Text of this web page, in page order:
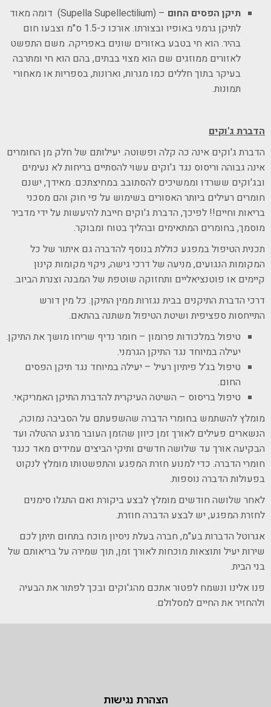
תיקן הפסים החום
– (Supella Supellectilium) דומה מאוד
לתיקן גרמני באופיו ובצורתו. אורכו כ-1.5 ס"מ וצבעו חום
בהיר. הוא חי בטבע באזורים שונים באפריקה. משם התפשט
לאזורים ממוזגים שם הוא מצוי בבתים, בהם הוא חי ומתרבה
בעיקר בתוך חללים כמו מגרות, וארונות, בספריות או מאחורי
תמונות.
הדברת ג'וקים
הדברת ג'וקים אינה כה קלה ופשוטה. יעילותם של חלק מן החומרים
אינה גבוהה וריסוס נגד ג'וקים עשוי להסתיים בריחות לא נעימים
ובג'וקים ששרדו וממשיכים להסתובב במחיצתכם. מאידך, ישנם
חומרים רעילים ביותר האסורים בשימוש על פי חוק והם מסכני
בריאות וחיים!! לפיכך, הדברת ג'וקים חייבת להיעשות על ידי מדביר
מוסמך, בחומרים המתאימים ובהליך בטוח ומבוקר.
תכנית הטיפול במפגע כוללת בנוסף להדברה גם איתור של כל
המקומות הנגועים, מניעה של דרכי גישה, ניקוי מקומות קינון
קיימים או פוטנציאליים ותחזוקה שוטפת של המבנה וצנרת הביוב.
דרכי הדברת התיקנים בבית נגזרות ממין התיקן. כל מין דורש
התייחסות ספציפית ושיטת הטיפול משתנה בהתאם.
טיפול במלכודות פרומון – חומר נדיף שריחו מושך את התיקן.
יעילה במיוחד נגד התיקן הגרמני.
טיפול בג'ל פיתיון רעיל – יעילה במיוחד נגד תיקן הפסים
החום.
טיפול בריסוס – השיטה העיקרית להדברת התיקן האמריקאי.
מומלץ להשתמש בחומרי הדברה שהשפעתם על הסביבה נמוכה,
הנשארים פעילים לאורך זמן כיוון שהזמן העובר מרגע ההטלה ועד
הבקיעה אורך עד שלושה חדשים ותיקי הביצים עמידים מאד כנגד
חומרי הדברה. כדי למנוע חזרת המפגע והתפשטותו מומלץ לנקוט
בפעולות הדברה נוספות.
לאחר שלושה חודשים מומלץ לבצע ביקורת ואם התגלו סימנים
לחזרת המפגע, יש לבצע הדברה חוזרת.
אגרוטל הדברות בע"מ, חברה בעלת ניסיון מוכח בתחום תיתן לכם
שירות יעיל ותוצאות מוכחות לאורך זמן, תוך שמירה על בריאותם של
בני הבית.
פנו אלינו ונשמח לפטור אתכם מהג'וקים ובכך לפתור את הבעיה
ולהחזיר את החיים למסלולם.
הצהרת נגישות